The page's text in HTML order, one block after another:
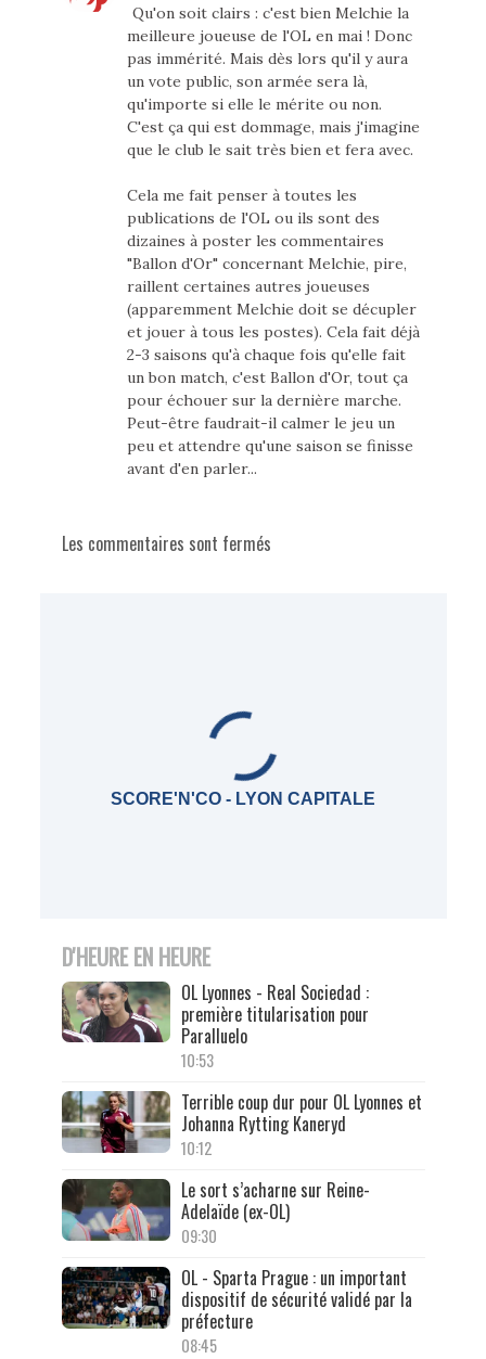
Qu'on soit clairs : c'est bien Melchie la
meilleure joueuse de l'OL en mai ! Donc
pas immérité. Mais dès lors qu'il y aura
un vote public, son armée sera là,
qu'importe si elle le mérite ou non.
C'est ça qui est dommage, mais j'imagine
que le club le sait très bien et fera avec.
Cela me fait penser à toutes les
publications de l'OL ou ils sont des
dizaines à poster les commentaires
"Ballon d'Or" concernant Melchie, pire,
raillent certaines autres joueuses
(apparemment Melchie doit se décupler
et jouer à tous les postes). Cela fait déjà
2-3 saisons qu'à chaque fois qu'elle fait
un bon match, c'est Ballon d'Or, tout ça
pour échouer sur la dernière marche.
Peut-être faudrait-il calmer le jeu un
peu et attendre qu'une saison se finisse
avant d'en parler...
Les commentaires sont fermés
SCORE'N'CO - LYON CAPITALE
D'HEURE EN HEURE
OL Lyonnes - Real Sociedad :
première titularisation pour
Paralluelo
10:53
Terrible coup dur pour OL Lyonnes et
Johanna Rytting Kaneryd
10:12
Le sort s’acharne sur Reine-
Adelaïde (ex-OL)
09:30
OL - Sparta Prague : un important
dispositif de sécurité validé par la
préfecture
08:45